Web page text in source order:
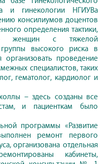
и гинекологии НГИУВа
консилиумов доцентов
определения тактики,
женщин с тяжелой
высокого риска в
проведение
специалистов, таких
гематолог, кардиолог и
– здесь созданы все
и пациенткам было
программы «Развитие
ремонт первого
организована отдельная
кабинеты,